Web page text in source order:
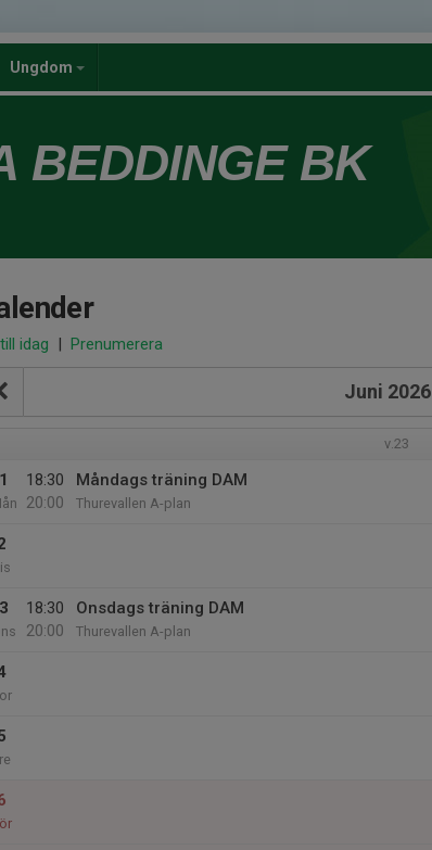
Ungdom
BEDDINGE BK
idag | Prenumerera
Juni 2026
v.23
1
18:30
20:00
Måndags träning DAM
Thurevallen A-plan
3
18:30
20:00
Onsdags träning DAM
Thurevallen A-plan